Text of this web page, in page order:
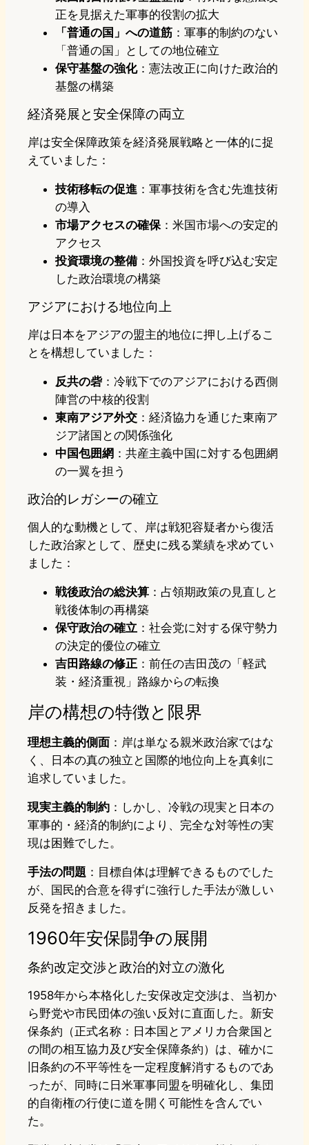
正を見据えた軍事的役割の拡大
「普通の国」への道筋 ：軍事的制約のない
「普通の国」としての地位確立
保守基盤の強化：憲法改正に向けた政治的
基盤の構築
経済発展と安全保障の両立
岸は安全保障政策を経済発展戦略と一体的に捉
えていました：
技術移転の促進 ：軍事技術を含む先進技術
の導入
市場アクセスの確保 ：米国市場への安定的
アクセス
投資環境の整備：外国投資を呼び込む安定
した政治環境の構築
アジアにおける地位向上
岸は日本をアジアの盟主的地位に押し上げるこ
とを構想していました：
反共の砦：冷戦下でのアジアにおける西側
陣営の中核的役割
東南アジア外交 ：経済協力を通じた東南ア
ジア諸国との関係強化
中国包囲網 ：共産主義中国に対する包囲網
の一翼を担う
政治的レガシーの確立
個人的な動機として、岸は戦犯容疑者から復活
した政治家として、歴史に残る業績を求めてい
ました：
戦後政治の総決算 ：占領期政策の見直しと
戦後体制の再構築
保守政治の確立 ：社会党に対する保守勢力
の決定的優位の確立
吉田路線の修正 ：前任の吉田茂の「軽武
装・経済重視」路線からの転換
岸の構想の特徴と限界
理想主義的側面 ：岸は単なる親米政治家ではな
く、日本の真の独立と国際的地位向上を真剣に
追求していました。
現実主義的制約 ：しかし、冷戦の現実と日本の
軍事的・経済的制約により、完全な対等性の実
現は困難でした。
手法の問題 ：目標自体は理解できるものでした
が、国民的合意を得ずに強行した手法が激しい
反発を招きました。
1960年安保闘争の展開
条約改定交渉と政治的対立の激化
1958年から本格化した安保改定交渉は、当初か
ら野党や市民団体の強い反対に直面した。新安
保条約（正式名称：日本国とアメリカ合衆国と
の間の相互協力及び安全保障条約）は、確かに
旧条約の不平等性を一定程度解消するものであ
ったが、同時に日米軍事同盟を明確化し、集団
的自衛権の行使に道を開く可能性を含んでい
た。